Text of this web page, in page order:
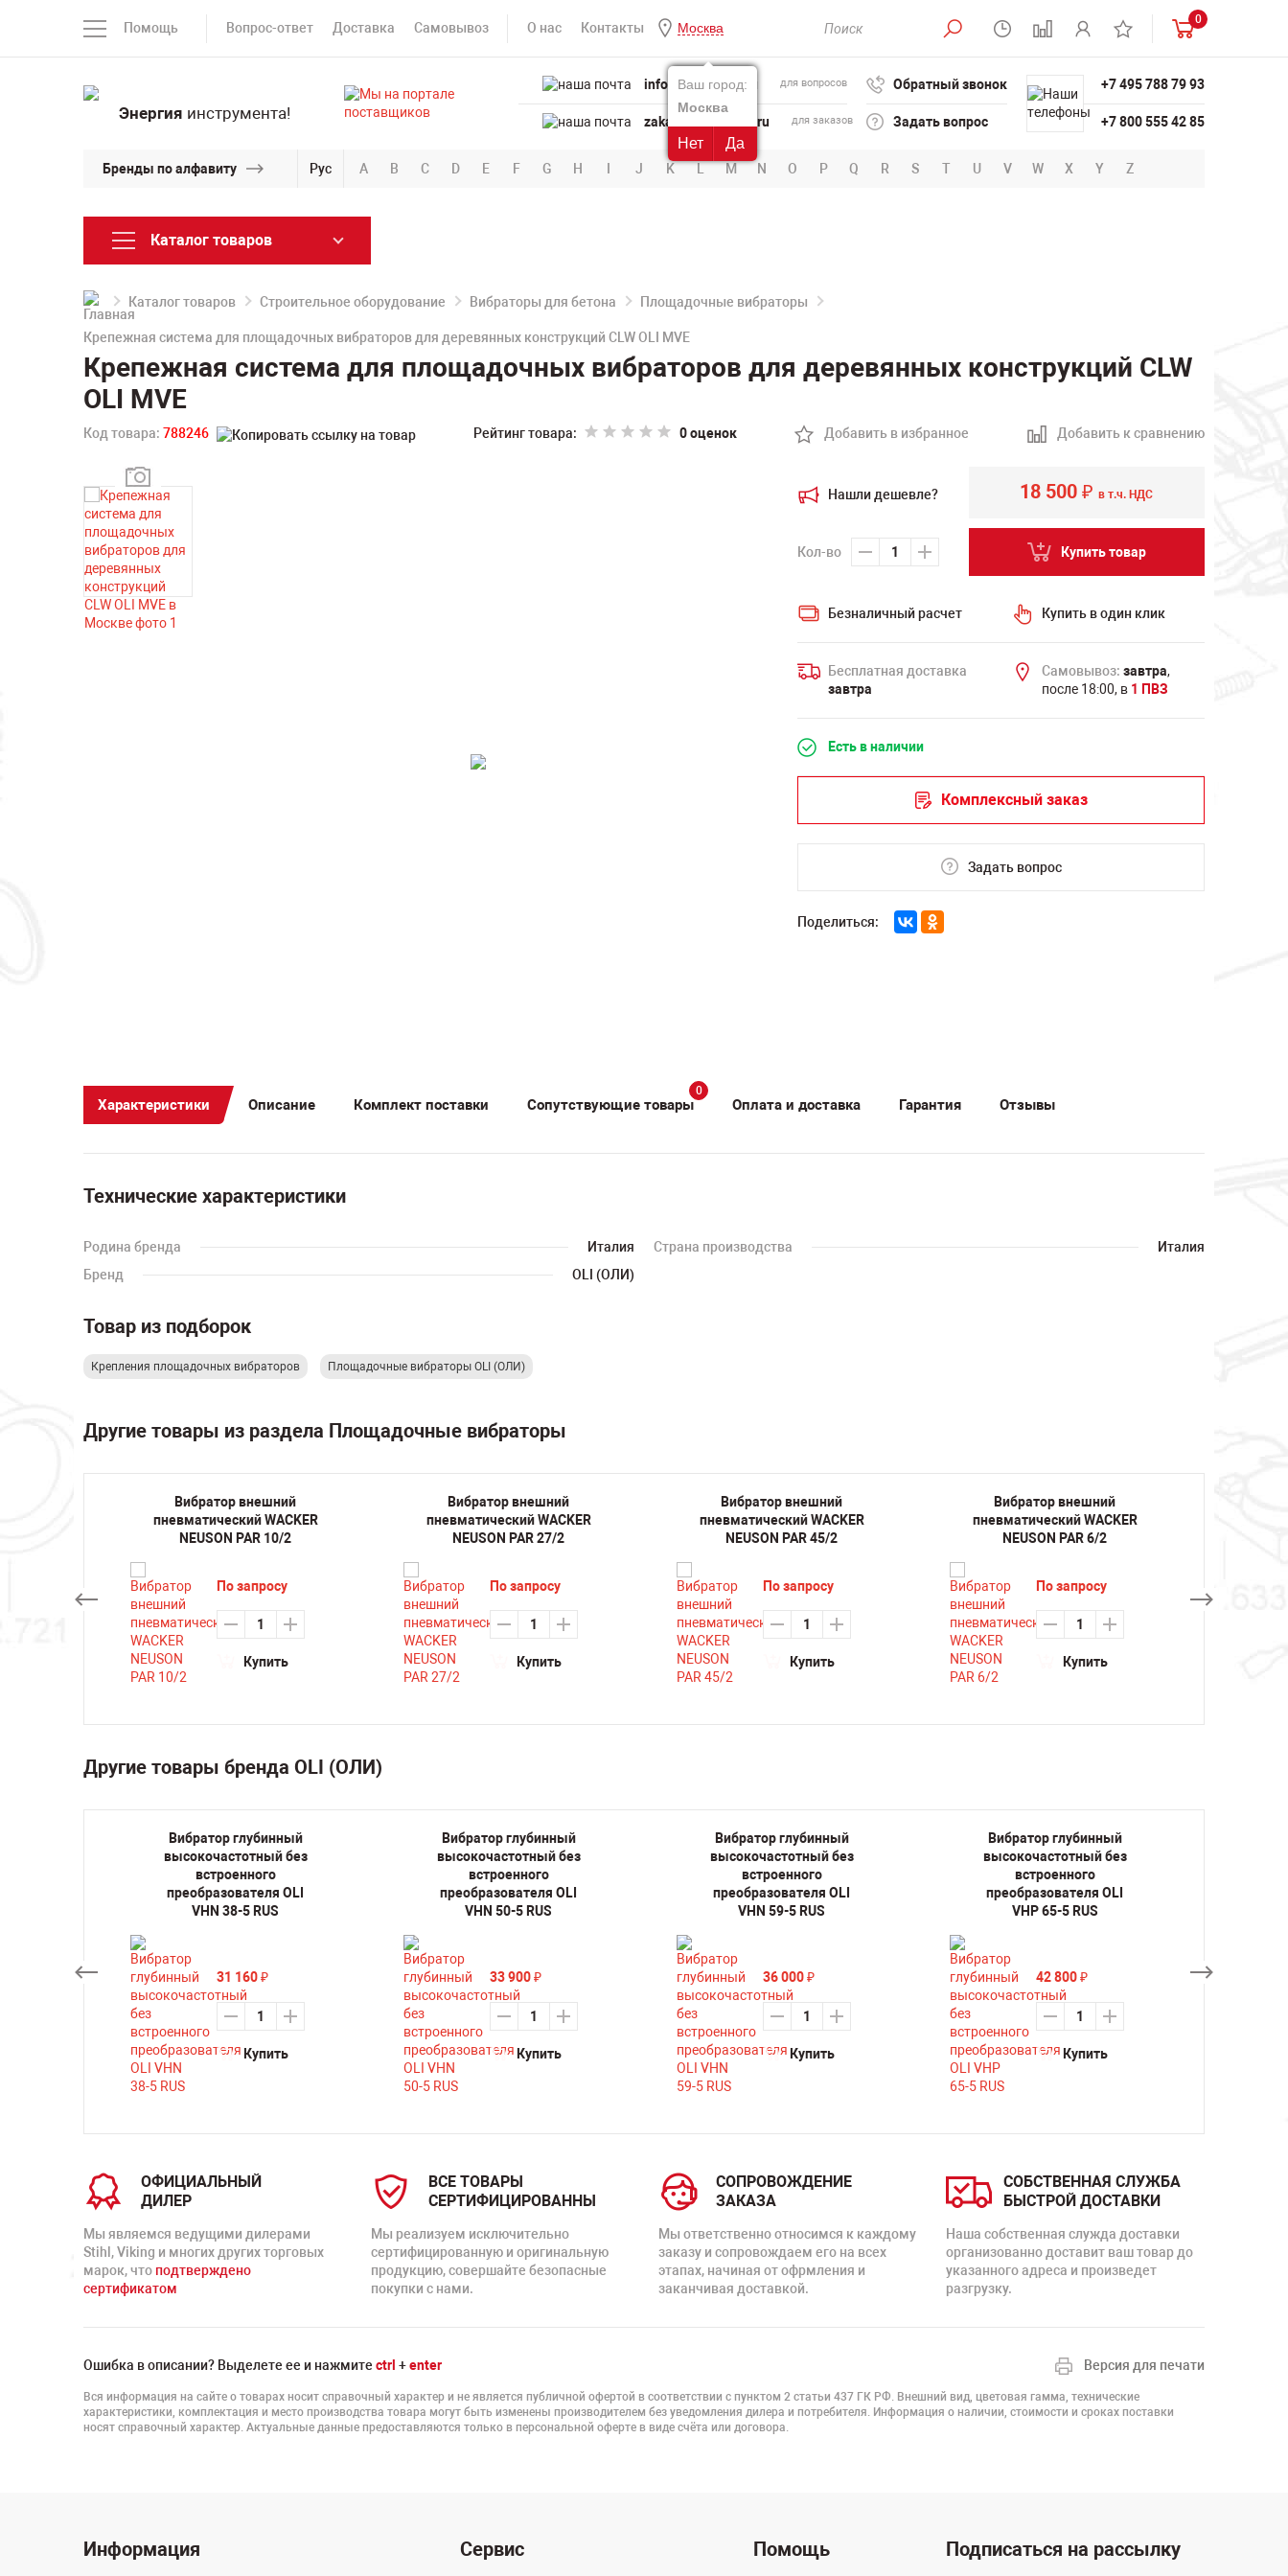
Помощь Вопрос-ответ Доставка Самовывоз О нас Контакты Москва
Ваш город:
Москва
Нет Да
0
Энергия инструмента!
info@powertool.ru для вопросов
zakaz@powertool.ru для заказов
Обратный звонок
Задать вопрос
+7 495 788 79 93
+7 800 555 42 85
Бренды по алфавиту Рус A B C D E F G H I J K L M N O P Q R S T U V W X Y Z
Каталог товаров
Каталог товаров Строительное оборудование Вибраторы для бетона Площадочные вибраторы
Крепежная система для площадочных вибраторов для деревянных конструкций CLW OLI MVE
Крепежная система для площадочных вибраторов для деревянных конструкций CLW
OLI MVE
Код товара: 788246 Рейтинг товара: 0 оценок Добавить в избранное Добавить к сравнению
Нашли дешевле?
Кол-во
18 500₽ в т.ч. НДС
Купить товар
Безналичный расчет Купить в один клик
Бесплатная доставка
завтра
Самовывоз: завтра,
после 18:00, в 1 ПВЗ
Есть в наличии
Комплексный заказ
Задать вопрос
Поделиться:
Характеристики Описание Комплект поставки Сопутствующие товары
0
Оплата и доставка Гарантия Отзывы
Технические характеристики
Родина бренда Италия Страна производства
Италия
Бренд
OLI (ОЛИ)
Товар из подборок
Крепления площадочных вибраторов Площадочные вибраторы OLI (ОЛИ)
Другие товары из раздела Площадочные вибраторы
Вибратор внешний
пневматический WACKER
NEUSON PAR 10/2
По запросу
Купить
Вибратор внешний
пневматический WACKER
NEUSON PAR 27/2
По запросу
Купить
Вибратор внешний
пневматический WACKER
NEUSON PAR 45/2
По запросу
Купить
Вибратор внешний
пневматический WACKER
NEUSON PAR 6/2
По запросу
Купить
Другие товары бренда OLI (ОЛИ)
Вибратор глубинный
высокочастотный без
встроенного
преобразователя OLI
VHN 38-5 RUS
31 160 ₽
Купить
Вибратор глубинный
высокочастотный без
встроенного
преобразователя OLI
VHN 50-5 RUS
33 900 ₽
Купить
Вибратор глубинный
высокочастотный без
встроенного
преобразователя OLI
VHN 59-5 RUS
36 000 ₽
Купить
Вибратор глубинный
высокочастотный без
встроенного
преобразователя OLI
VHP 65-5 RUS
42 800 ₽
Купить
ОФИЦИАЛЬНЫЙ
ДИЛЕР
Мы являемся ведущими дилерами
Stihl, Viking и многих других торговых
марок, что подтверждено
сертификатом
ВСЕ ТОВАРЫ
СЕРТИФИЦИРОВАННЫ
Мы реализуем исключительно
сертифицированную и оригинальную
продукцию, совершайте безопасные
покупки с нами.
СОПРОВОЖДЕНИЕ
ЗАКАЗА
Мы ответственно относимся к каждому
заказу и сопровождаем его на всех
этапах, начиная от офрмления и
заканчивая доставкой.
СОБСТВЕННАЯ СЛУЖБА
БЫСТРОЙ ДОСТАВКИ
Наша собственная служда доставки
организованно доставит ваш товар до
указанного адреса и произведет
разгрузку.
Ошибка в описании? Выделете ее и нажмите ctrl +enter Версия для печати
Вся информация на сайте о товарах носит справочный характер и не является публичной офертой в соответствии с пунктом 2 статьи 437 ГК РФ. Внешний вид, цветовая гамма, технические
характеристики, комплектация и место производства товара могут быть изменены производителем без уведомления дилера и потребителя. Информация о наличии, стоимости и сроках поставки
носят справочный характер. Актуальные данные предоставляются только в персональной оферте в виде счёта или договора.
Информация Сервис Помощь Подписаться на рассылку